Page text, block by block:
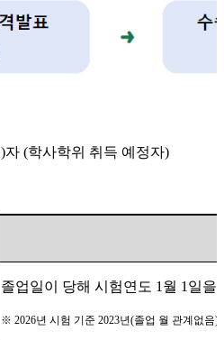
)자 (학사학위 취득 예정자)
졸업일이 당해 시험연도 1 월 1 일을
※ 2026년 시험 기준 2023년(졸업 월 관계없음)